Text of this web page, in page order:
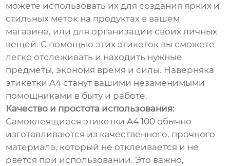
можете использовать их для создания ярких и
стильных меток на продуктах в вашем
магазине, или для организации своих личных
вещей. С помощью этих этикеток вы сможете
легко отслеживать и находить нужные
предметы, экономя время и силы. Наверняка
этикетки A4 станут вашими незаменимыми
помощниками в быту и работе.
Качество и простота использования:
Самоклеящиеся этикетки A4 100 обычно
изготавливаются из качественного, прочного
материала, который не отклеивается и не
рвётся при использовании. Это важно,